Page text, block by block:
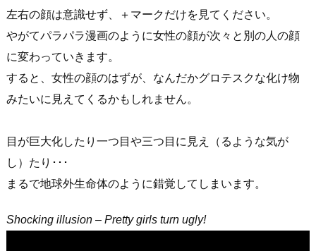
左右の顔は意識せず、＋マークだけを見てください。
やがてパラパラ漫画のように女性の顔が次々と別の人の顔
に変わっていきます。
すると、女性の顔のはずが、なんだかグロテスクな化け物
みたいに見えてくるかもしれません。
目が巨大化したり一つ目や三つ目に見え（るような気が
し）たり･･･
まるで地球外生命体のように錯覚してしまいます。
Shocking illusion – Pretty girls turn ugly!